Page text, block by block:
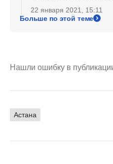
22 января 2021, 15:11
Больше по этой теме
Нашли ошибку в
Астана